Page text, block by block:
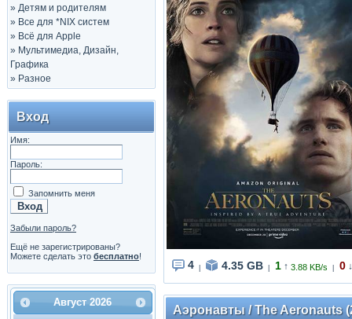
» Детям и родителям
» Все для *NIX систем
» Всё для Apple
» Мультимедиа, Дизайн,
Графика
» Разное
Вход
Имя:
Пароль:
Запомнить меня
Забыли пароль?
Ещё не зарегистрированы?
Можете сделать это бесплатно!
Август 2026
4 4.35 GB 1 ↑ 3.88 KB/s 0 ↓
Аэронавты / The Aeronauts